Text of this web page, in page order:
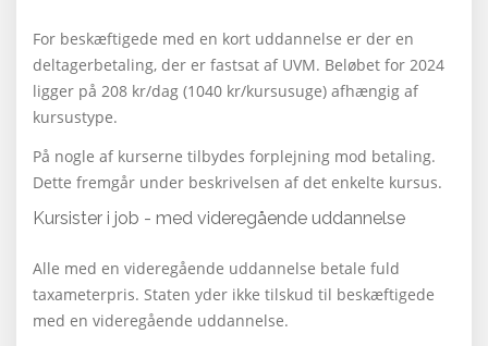
For beskæftigede med en kort uddannelse er der en
deltagerbetaling, der er fastsat af UVM. Beløbet for 2024
ligger på 208 kr/dag (1040 kr/kursusuge) afhængig af
kursustype.
På nogle af kurserne tilbydes forplejning mod betaling.
Dette fremgår under beskrivelsen af det enkelte kursus.
Kursister i job - med videregående uddannelse
Alle med en videregående uddannelse betale fuld
taxameterpris. Staten yder ikke tilskud til beskæftigede
med en videregående uddannelse.